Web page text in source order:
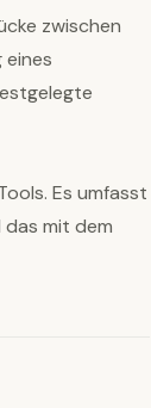
zwischen
eines
Es umfasst
das mit dem